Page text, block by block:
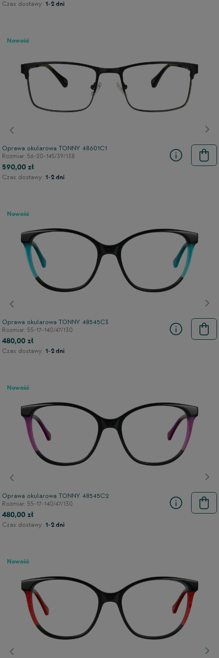
Czas dostawy: 1-2 dni
Poprzedni
Nowość
Oprawa okularowa TONNY 48601C1
Rozmiar: 56-20-145/39/138
590,00 zł
Czas dostawy: 1-2 dni
Poprzedni
Nowość
Oprawa okularowa TONNY 48545C3
Rozmiar: 55-17-140/47/130
480,00 zł
Czas dostawy: 1-2 dni
Poprzedni
Nowość
Oprawa okularowa TONNY 48545C2
Rozmiar: 55-17-140/47/130
480,00 zł
Czas dostawy: 1-2 dni
Poprzedni
Nowość